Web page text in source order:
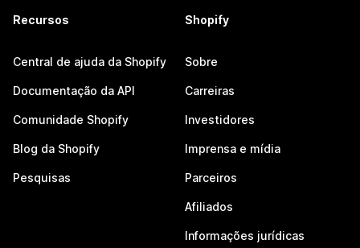
Recursos
Central de ajuda da Shopify
Documentação da API
Comunidade Shopify
Blog da Shopify
Pesquisas
Shopify
Sobre
Carreiras
Investidores
Imprensa e mídia
Parceiros
Afiliados
Informações jurídicas